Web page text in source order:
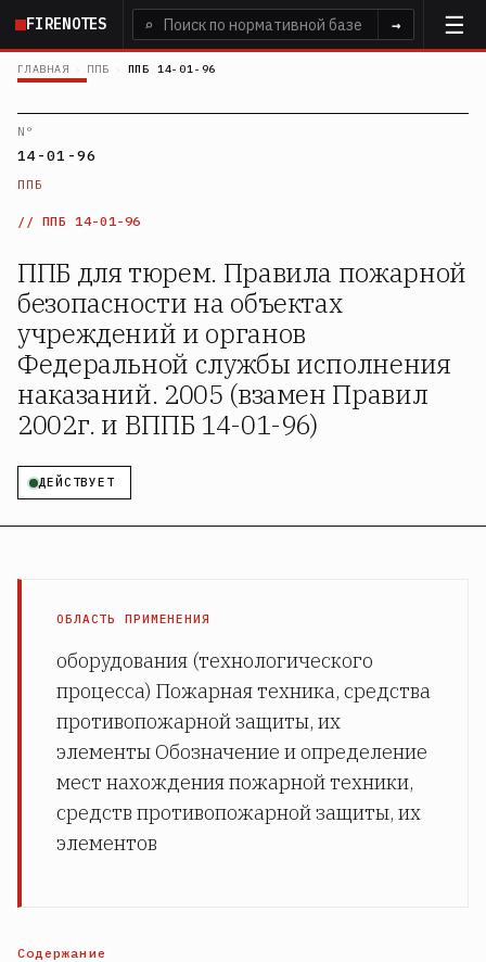
Перейти
основному
FIRENOTES ⌕ →
ГЛАВНАЯ › ППБ › ППБ 14-01-96
N°
14-01-96
ППБ
ППБ 14-01-96
ППБ для тюрем. Правила пожарной
безопасности на объектах
учреждений и органов
Федеральной службы исполнения
наказаний. 2005 (взамен Правил
2002г. и ВППБ 14-01-96)
ДЕЙСТВУЕТ
ОБЛАСТЬ ПРИМЕНЕНИЯ
оборудования (технологического
процесса) Пожарная техника, средства
противопожарной защиты, их
элементы Обозначение и определение
мест нахождения пожарной техники,
средств противопожарной защиты, их
элементов
Содержание